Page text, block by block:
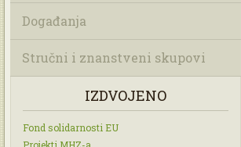
Događanja
Stručni i znanstveni skupovi
IZDVOJENO
Fond solidarnosti EU